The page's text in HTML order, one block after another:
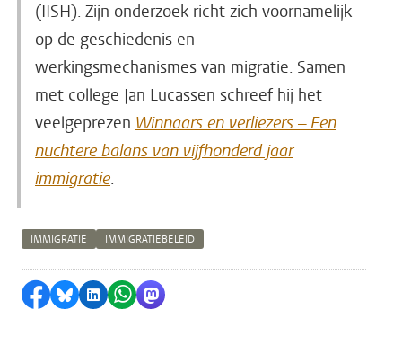
(IISH). Zijn onderzoek richt zich voornamelijk
op de geschiedenis en
werkingsmechanismes van migratie. Samen
met college Jan Lucassen schreef hij het
veelgeprezen Winnaars en verliezers – Een
nuchtere balans van vijfhonderd jaar
immigratie.
IMMIGRATIE IMMIGRATIEBELEID
Delen op Facebook
Delen via Bluesky
Delen op LinkedIn
Delen via WhatsApp
Delen via Mastodon